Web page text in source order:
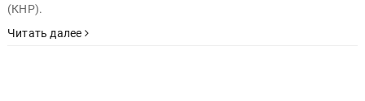
(КНР).
Читать далее